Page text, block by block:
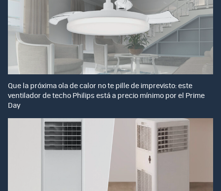
Que la próxima ola de calor no te pille de imprevisto: este
ventilador de techo Philips está a precio mínimo por el Prime
Day